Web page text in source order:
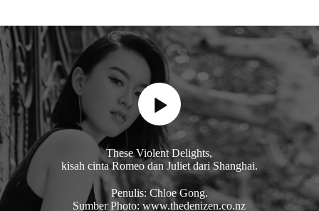
These Violent Delights,
kisah cinta Romeo dan Juliet dari Shanghai.
Penulis: Chloe Gong.
Sumber Photo: www.thedenizen.co.nz